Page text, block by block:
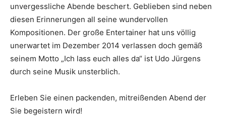
unvergessliche Abende beschert. Geblieben sind neben
diesen Erinnerungen all seine wundervollen
Kompositionen. Der große Entertainer hat uns völlig
unerwartet im Dezember 2014 verlassen doch gemäß
seinem Motto „Ich lass euch alles da“ ist Udo Jürgens
durch seine Musik unsterblich.
Erleben Sie einen packenden, mitreißenden Abend der
Sie begeistern wird!